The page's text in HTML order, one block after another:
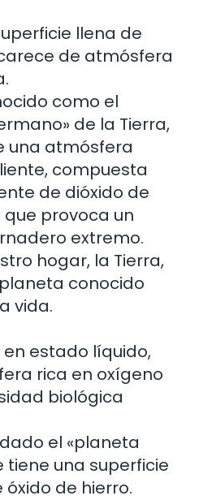
llena de
de atmósfera
como el
de la Tierra,
una atmósfera
compuesta
de dióxido de
provoca un
extremo.
hogar, la Tierra,
conocido
vida.
en estado líquido,
rica en oxígeno
biológica
el «planeta
tiene una superficie
de hierro.